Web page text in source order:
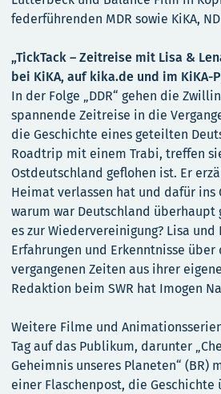
federführenden MDR sowie KiKA,
„TickTack – Zeitreise mit Lisa &
bei KiKA, auf kika.de und im KiKA-
In der Folge „DDR“ gehen die
spannende Zeitreise in die
die Geschichte eines geteilten
Roadtrip mit einem Trabi, treffen
Ostdeutschland geflohen ist. Er
Heimat verlassen hat und dafür ins
warum war Deutschland überhaupt
es zur Wiedervereinigung? Lisa
Erfahrungen und Erkenntnisse über
vergangenen Zeiten aus ihrer
Redaktion beim SWR hat Imogen
Weitere Filme und
Tag auf das Publikum, darunter
Geheimnis unseres Planeten“ (BR)
einer Flaschenpost, die Geschichte